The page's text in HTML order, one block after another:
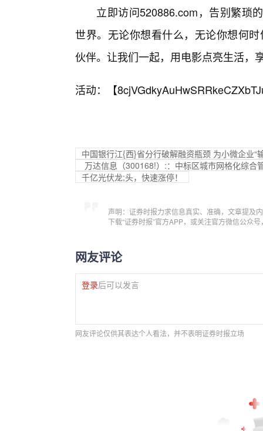
立即访问520886.com，告别繁琐
世界。无论你想看什么，无论你想何
伙伴。让我们一起，用电影点亮生活，
活动：【
中国银行江{西}省分行破解融资瓶颈 为小微企业“
万达信息（300168!）:：中标区城市网格化综
千亿光伏龙;头，快速涨停！
声明：证券时报力求信息真实、准确，文章提及
下载“证券时报”官方APP，或关注官方微信公众
网友评论
登录后可以发言
网友评论仅供其表达个人看法，并不表明证券时报立场